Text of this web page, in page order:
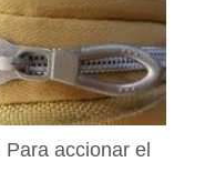
accionar el